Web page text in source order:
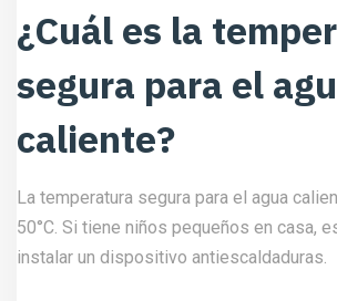
¿Cuál es la
segura para el
caliente?
La temperatura segura para el agua
50°C. Si tiene niños pequeños en casa,
instalar un dispositivo antiescaldaduras.